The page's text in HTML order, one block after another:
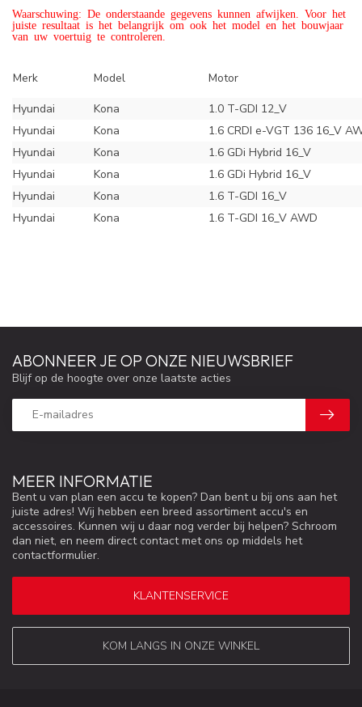
Waarschuwing: De onderstaande gegevens kunnen afwijken. Voor het
juiste resultaat is het belangrijk om ook het model en het bouwjaar
van uw voertuig te controleren.
Merk Model
Motor
Hyundai
Kona
1.0 T-GDI 12_V
Hyundai
Kona
1.6 CRDI e-VGT 136 16_V
Hyundai
Kona
1.6 GDi Hybrid 16_V
Hyundai
Kona
1.6 GDi Hybrid 16_V
Hyundai
Kona
1.6 T-GDI 16_V
Hyundai
Kona 1.6 T-GDI 16_V AWD
MEER INFORMATIE
Bent u van plan een accu te kopen? Dan bent u bij ons aan het
juiste adres! Wij hebben een breed assortiment accu's en
accessoires. Kunnen wij u daar nog verder bij helpen? Schroom
dan niet, en neem direct contact met ons op middels het
contactformulier.
KLANTENSERVICE
KOM LANGS IN ONZE WINKEL
ABONNEER JE OP ONZE NIEUWSBRIEF
Blijf op de hoogte over onze laatste acties